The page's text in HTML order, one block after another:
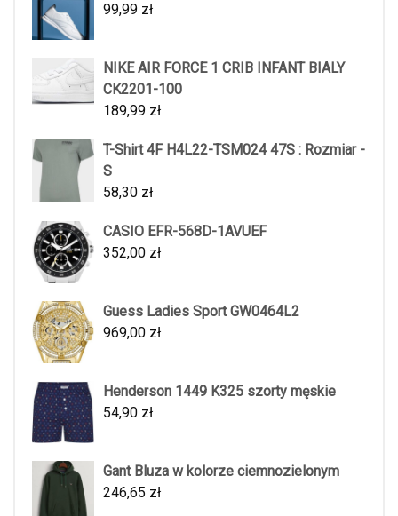
99,99 zł
NIKE AIR FORCE 1 CRIB INFANT BIALY
CK2201-100
189,99 zł
T-Shirt 4F H4L22-TSM024 47S : Rozmiar -
S
58,30 zł
CASIO EFR-568D-1AVUEF
352,00 zł
Guess Ladies Sport GW0464L2
969,00 zł
Henderson 1449 K325 szorty męskie
54,90 zł
Gant Bluza w kolorze ciemnozielonym
246,65 zł